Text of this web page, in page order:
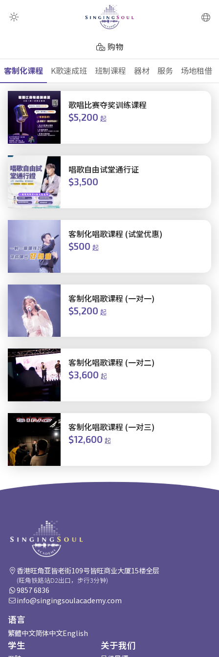
购物
客制化课程 K歌速成班 班制课程 器材 服务 场地租借
歌唱比赛夺奖训练课程
$5,200 起
唱歌自由试堂通行证
$3,500
客制化唱歌课程 (试堂优惠)
$500 起
客制化唱歌课程 (一对一)
$5,200 起
客制化唱歌课程 (一对二)
$3,600 起
客制化唱歌课程 (一对三)
$12,600 起
香港旺角亚皆老街109号皆旺商业大厦15楼全层
(旺角铁路站D2出口，步行3分钟)
9857 6836
info@singingsoulacademy.com
语言
繁體中文简体中文English
学生 关于我们
扫瞄器